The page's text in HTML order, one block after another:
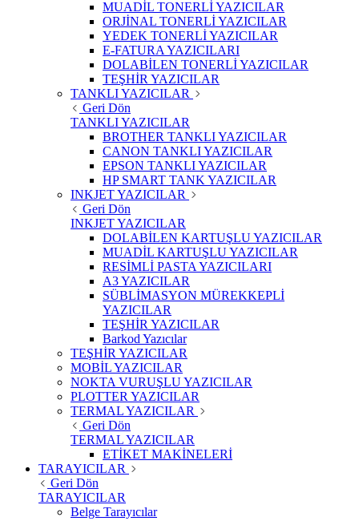
MUADİL TONERLİ YAZICILAR
ORJİNAL TONERLİ YAZICILAR
YEDEK TONERLİ YAZICILAR
E-FATURA YAZICILARI
DOLABİLEN TONERLİ YAZICILAR
TEŞHİR YAZICILAR
TANKLI YAZICILAR
Geri Dön
TANKLI YAZICILAR
BROTHER TANKLI YAZICILAR
CANON TANKLI YAZICILAR
EPSON TANKLI YAZICILAR
HP SMART TANK YAZICILAR
INKJET YAZICILAR
Geri Dön
INKJET YAZICILAR
DOLABİLEN KARTUŞLU YAZICILAR
MUADİL KARTUŞLU YAZICILAR
RESİMLİ PASTA YAZICILARI
A3 YAZICILAR
SÜBLİMASYON MÜREKKEPLİ
YAZICILAR
TEŞHİR YAZICILAR
Barkod Yazıcılar
TEŞHİR YAZICILAR
MOBİL YAZICILAR
NOKTA VURUŞLU YAZICILAR
PLOTTER YAZICILAR
TERMAL YAZICILAR
Geri Dön
TERMAL YAZICILAR
ETİKET MAKİNELERİ
TARAYICILAR
Geri Dön
TARAYICILAR
Belge Tarayıcılar